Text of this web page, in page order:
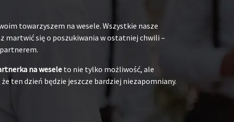
towarzyszem na wesele. Wszystkie nasze
martwić się o poszukiwania w ostatniej chwili –
na weseleto nie tylko możliwość, ale
ten dzień będzie jeszcze bardziej niezapomniany.